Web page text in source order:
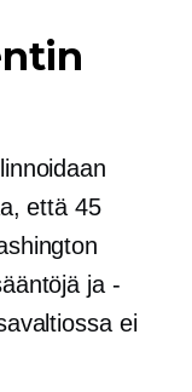
että 45
ja -
ei